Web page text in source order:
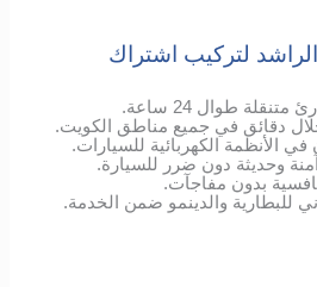
لتركيب اشتراك
طوال 24 ساعة.
دقائق في جميع مناطق الكويت.
الأنظمة الكهربائية للسيارات.
وحديثة دون ضرر للسيارة.
بدون مفاجآت.
والدينمو ضمن الخدمة.